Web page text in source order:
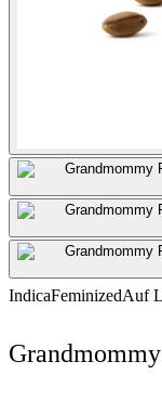
IndicaFeminizedAuf